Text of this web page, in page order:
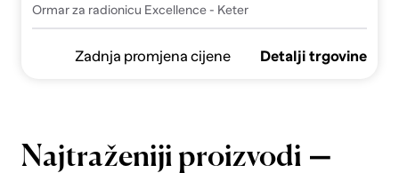
Ormar za radionicu Excellence - Keter
Zadnja promjena cijene Detalji trgovine
Najtraženiji proizvodi —